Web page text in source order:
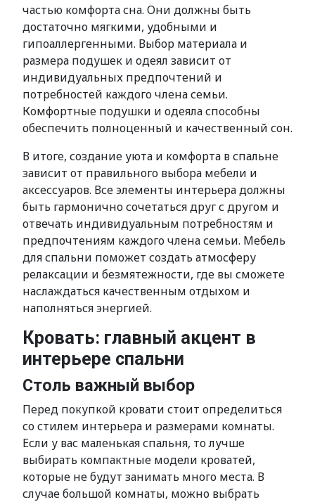
частью комфорта сна. Они должны быть
достаточно мягкими, удобными и
гипоаллергенными. Выбор материала и
размера подушек и одеял зависит от
индивидуальных предпочтений и
потребностей каждого члена семьи.
Комфортные подушки и одеяла способны
обеспечить полноценный и качественный сон.
В итоге, создание уюта и комфорта в спальне
зависит от правильного выбора мебели и
аксессуаров. Все элементы интерьера должны
быть гармонично сочетаться друг с другом и
отвечать индивидуальным потребностям и
предпочтениям каждого члена семьи. Мебель
для спальни поможет создать атмосферу
релаксации и безмятежности, где вы сможете
наслаждаться качественным отдыхом и
наполняться энергией.
Кровать: главный акцент в
интерьере спальни
Столь важный выбор
Перед покупкой кровати стоит определиться
со стилем интерьера и размерами комнаты.
Если у вас маленькая спальня, то лучше
выбирать компактные модели кроватей,
которые не будут занимать много места. В
случае большой комнаты, можно выбрать